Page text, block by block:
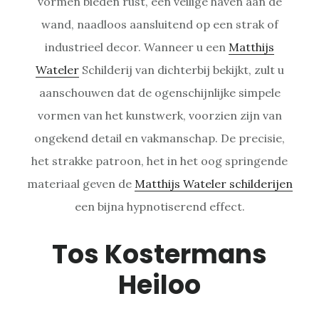
wand, naadloos aansluitend op een strak of
industrieel decor. Wanneer u een Matthijs
WatelerSchilderij van dichterbij bekijkt, zult u
aanschouwen dat de ogenschijnlijke simpele
vormen van het kunstwerk, voorzien zijn van
ongekend detail en vakmanschap. De precisie,
het strakke patroon, het in het oog springende
materiaal geven de Matthijs Wateler schilderijen
een bijna hypnotiserend effect.
Tos Kostermans
Heiloo